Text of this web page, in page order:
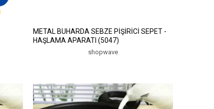
METAL BUHARDA SEBZE PİŞİRİCİ SEPET -
HAŞLAMA APARATI (5047)
shopwave